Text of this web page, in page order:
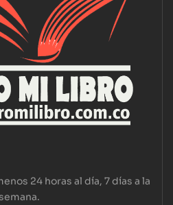
24 horas al día, 7 días a la